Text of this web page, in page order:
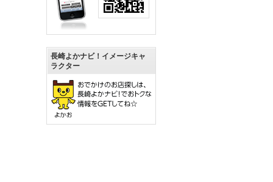
長崎よかナビ！イメージキャ
ラクター